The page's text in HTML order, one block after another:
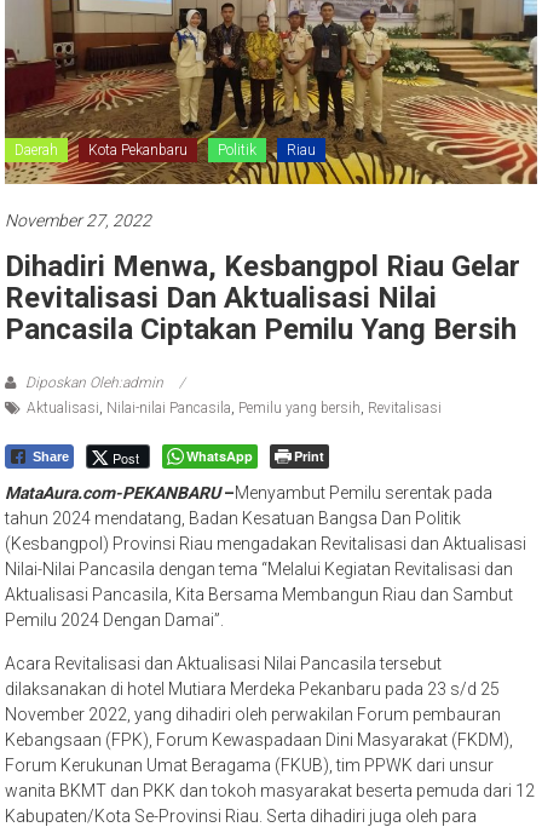
Daerah Kota Pekanbaru Politik Riau
November 27, 2022
Dihadiri Menwa, Kesbangpol Riau Gelar
Revitalisasi Dan Aktualisasi Nilai
Pancasila Ciptakan Pemilu Yang Bersih
Diposkan Oleh:admin
Aktualisasi Nilai-nilai Pancasila Pemilu yang bersih Revitalisasi
Share Post WhatsApp Print
MataAura.com-PEKANBARU–Menyambut Pemilu serentak pada
tahun 2024 mendatang, Badan Kesatuan Bangsa Dan Politik
(Kesbangpol) Provinsi Riau mengadakan Revitalisasi dan Aktualisasi
Nilai-Nilai Pancasila dengan tema “Melalui Kegiatan Revitalisasi dan
Aktualisasi Pancasila, Kita Bersama Membangun Riau dan Sambut
Pemilu 2024 Dengan Damai”.
Acara Revitalisasi dan Aktualisasi Nilai Pancasila tersebut
dilaksanakan di hotel Mutiara Merdeka Pekanbaru pada 23 s/d 25
November 2022, yang dihadiri oleh perwakilan Forum pembauran
Kebangsaan (FPK), Forum Kewaspadaan Dini Masyarakat (FKDM),
Forum Kerukunan Umat Beragama (FKUB), tim PPWK dari unsur
wanita BKMT dan PKK dan tokoh masyarakat beserta pemuda dari 12
Kabupaten/Kota Se-Provinsi Riau. Serta dihadiri juga oleh para